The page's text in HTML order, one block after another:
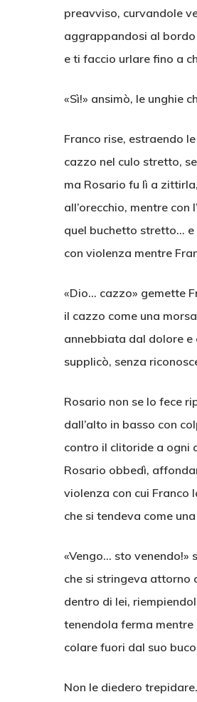
preavviso, curvandole
aggrappandosi al bordo
e ti faccio urlare fino a
«Sì!» ansimò, le unghie
Franco rise, estraendo
cazzo nel culo stretto,
ma Rosario fu lì a
all’orecchio, mentre
quel buchetto stretto… e
con violenza mentre
«Dio… cazzo» gemette
il cazzo come una
annebbiata dal dolore e
supplicò, senza
Rosario non se lo fece
dall’alto in basso con
contro il clitoride a ogni
Rosario obbedì,
violenza con cui Franco
che si tendeva come
«Vengo… sto venendo!»
che si stringeva attorno
dentro di lei,
tenendola ferma
colare fuori dal suo
Non le diedero